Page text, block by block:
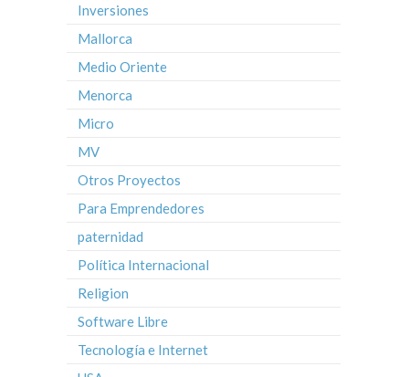
Inversiones
Mallorca
Medio Oriente
Menorca
Micro
MV
Otros Proyectos
Para Emprendedores
paternidad
Política Internacional
Religion
Software Libre
Tecnología e Internet